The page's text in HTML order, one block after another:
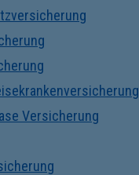
Versicherung